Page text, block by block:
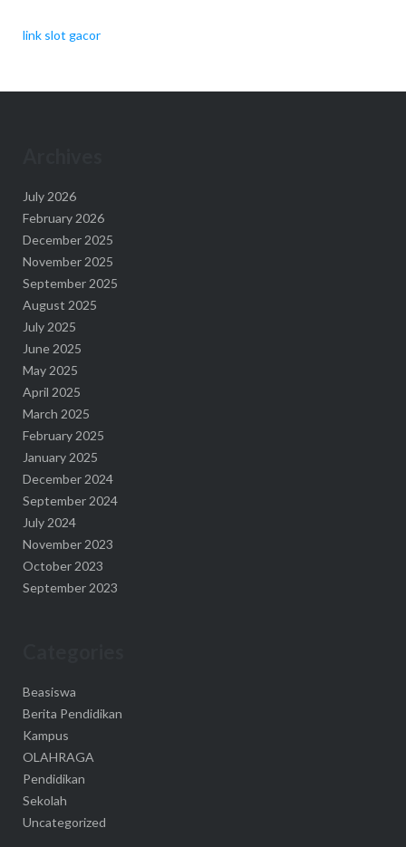
link slot gacor
July 2026
February 2026
December 2025
November 2025
September 2025
August 2025
July 2025
June 2025
May 2025
April 2025
March 2025
February 2025
January 2025
December 2024
September 2024
July 2024
November 2023
October 2023
September 2023
Beasiswa
Berita Pendidikan
Kampus
OLAHRAGA
Pendidikan
Sekolah
Uncategorized